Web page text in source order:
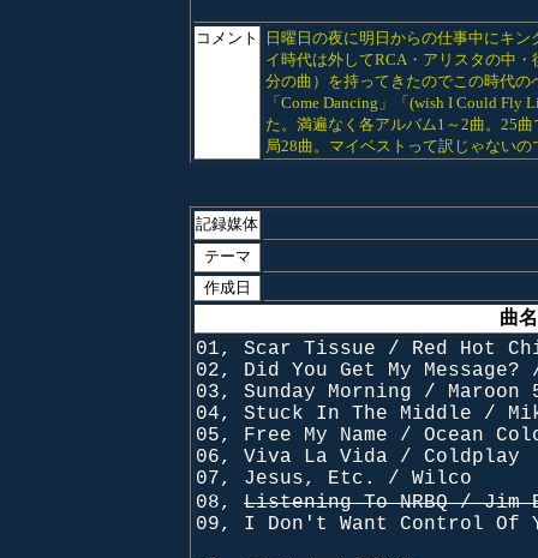
コメント
日曜日の夜に明日からの仕事中にキ
イ時代は外してRCA・アリスタの中
分の曲）を持ってきたのでこの時代
「Come Dancing」「(wish I Could
た。満遍なく各アルバム1～2曲。25
局28曲。マイベストって訳じゃない
記録媒体
テーマ
作成日
曲
01, Scar Tissue / Red Hot
02, Did You Get My Message?
03, Sunday Morning / Maroon
04, Stuck In The Middle /
05, Free My Name / Ocean
06, Viva La Vida / Coldplay
07, Jesus, Etc. / Wilco
08, Listening To NRBQ / Jim
09, I Don't Want Control Of